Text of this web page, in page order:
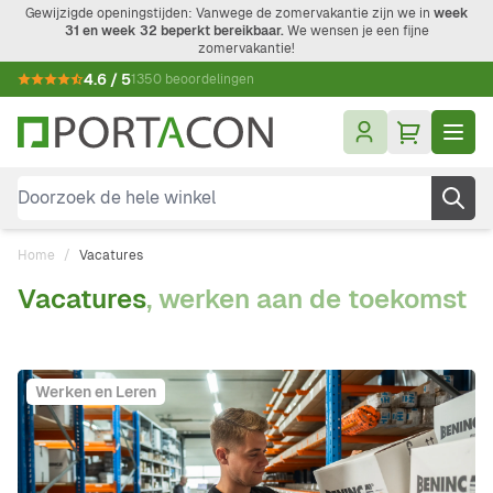
Ga naar de inhoud
Gewijzigde openingstijden: Vanwege de zomervakantie zijn we in week
31 en week 32 beperkt bereikbaar.We wensen je een fijne
zomervakantie!
4.6 / 51350 beoordelingen
Doorzoek de hele winkel
Home / Vacatures
Werken en Leren
Vacatures, werken aan de toekomst